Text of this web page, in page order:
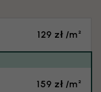
129 zł /m²
159 zł /m²